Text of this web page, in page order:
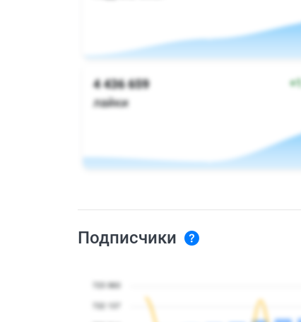
Подписчики